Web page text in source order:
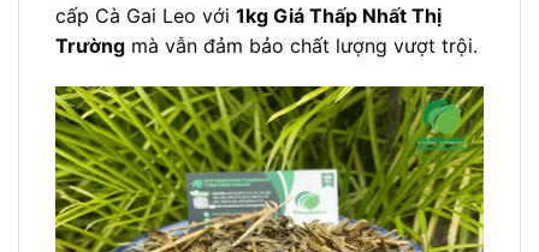
cấp Cà Gai Leo với 1kg Giá Thấp Nhất Thị
Trường mà vẫn đảm bảo chất lượng vượt trội.